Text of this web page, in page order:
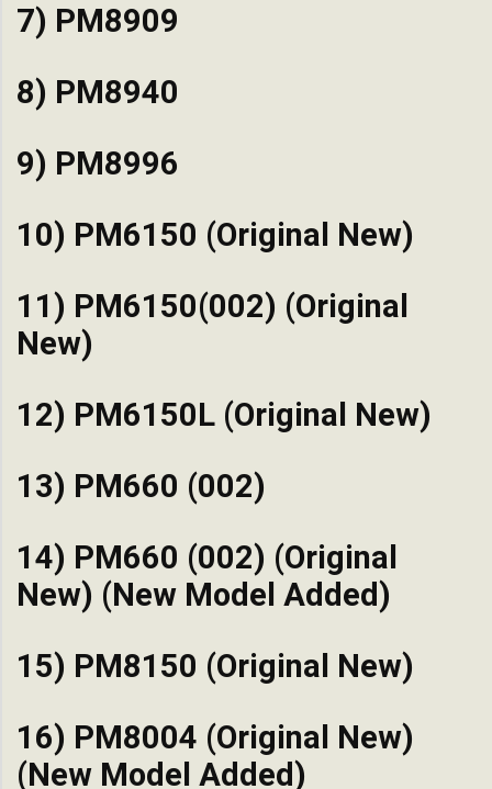
7) PM8909
8) PM8940
9) PM8996
10) PM6150 (Original New)
11) PM6150(002) (Original
New)
12) PM6150L (Original New)
13) PM660 (002)
14) PM660 (002) (Original
New) (New Model Added)
15) PM8150 (Original New)
16) PM8004 (Original New)
(New Model Added)